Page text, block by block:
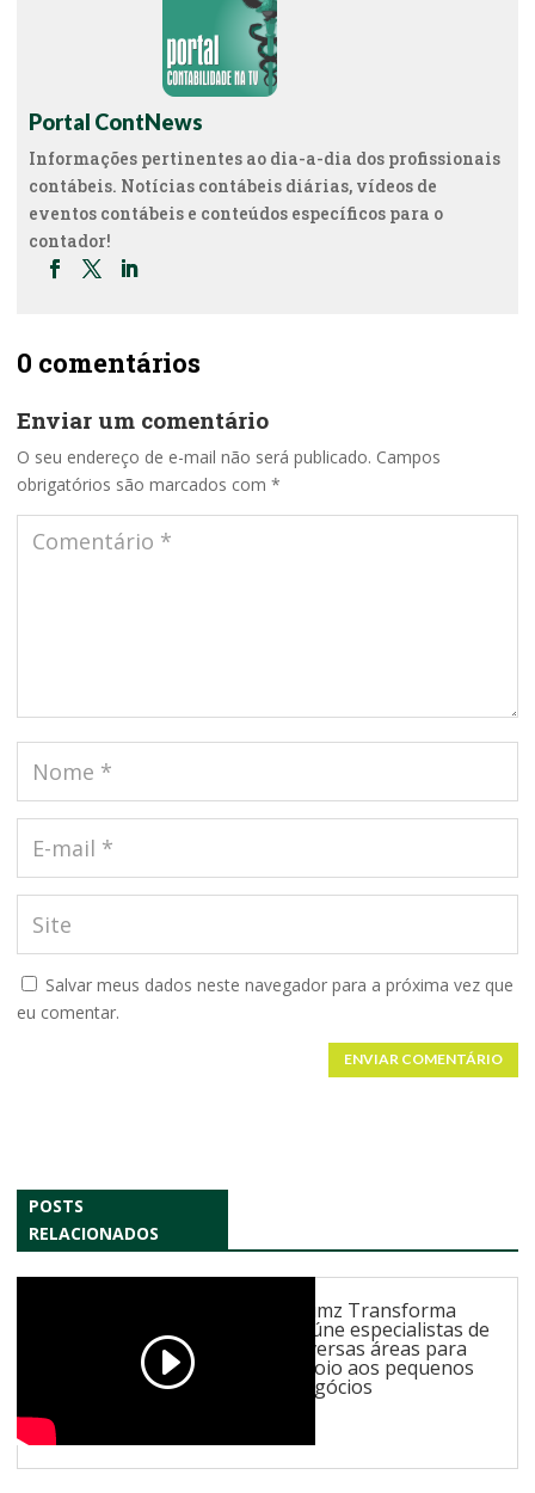
Portal ContNews
Informações pertinentes ao dia-a-dia dos profissionais
contábeis. Notícias contábeis diárias, vídeos de
eventos contábeis e conteúdos específicos para o
contador!
0 comentários
Enviar um comentário
O seu endereço de e-mail não será publicado. Campos
obrigatórios são marcados com *
Salvar meus dados neste navegador para a próxima vez que
eu comentar.
ENVIAR COMENTÁRIO
POSTS
RELACIONADOS
Gumz Transforma
reúne especialistas de
diversas áreas para
apoio aos pequenos
negócios